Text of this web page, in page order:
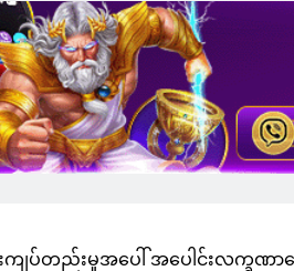
ကျပ်တည်းမှုအပေါ် အပေါင်းလက္ခ